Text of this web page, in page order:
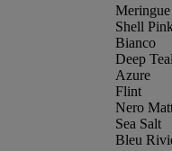
Meringue
Shell
Bianco
Deep Teal
Azure
Flint
Nero
Sea Salt
Bleu